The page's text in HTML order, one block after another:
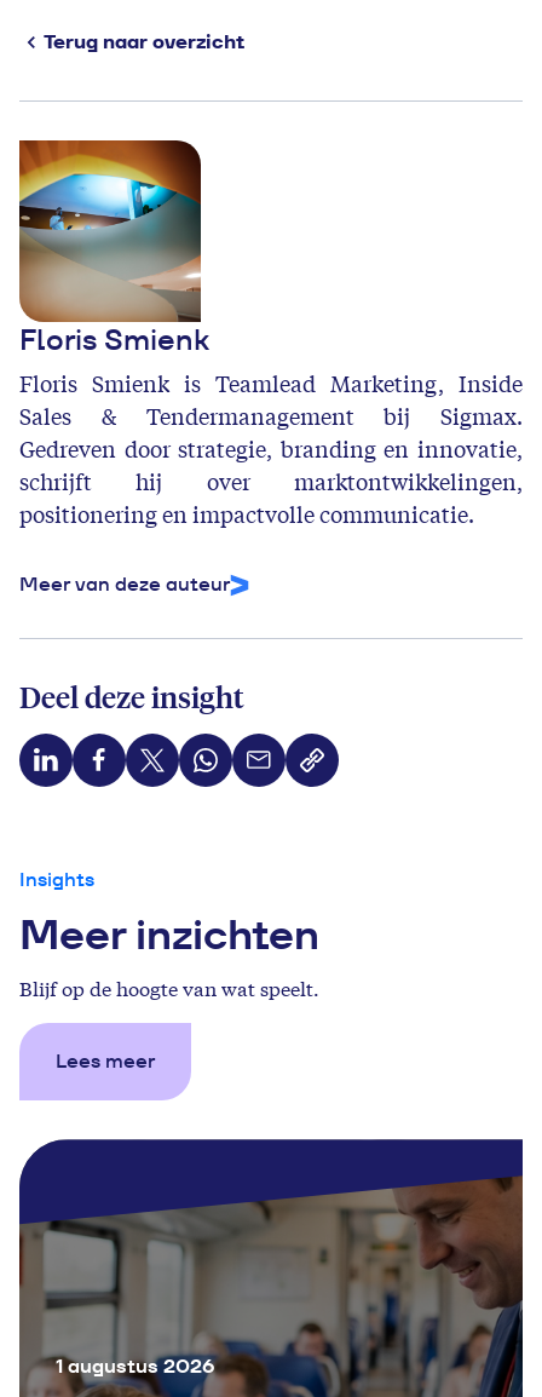
Terug naar overzicht
Floris Smienk
Floris Smienk is Teamlead Marketing, Inside
Sales & Tendermanagement bij Sigmax.
Gedreven door strategie, branding en innovatie,
schrijft hij over marktontwikkelingen,
positionering en impactvolle communicatie.
Meer van deze auteur
Deel deze insight
Insights
Meer inzichten
Blijf op de hoogte van wat speelt.
Lees meer
1 augustus 2026